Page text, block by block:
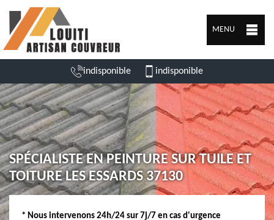
MENU
indisponible indisponible
SPÉCIALISTE EN PEINTURE SUR TUILE ET
TOITURE LES ESSARDS 37130
* Nous intervenons 24h/24 sur 7j/7 en cas d'urgence